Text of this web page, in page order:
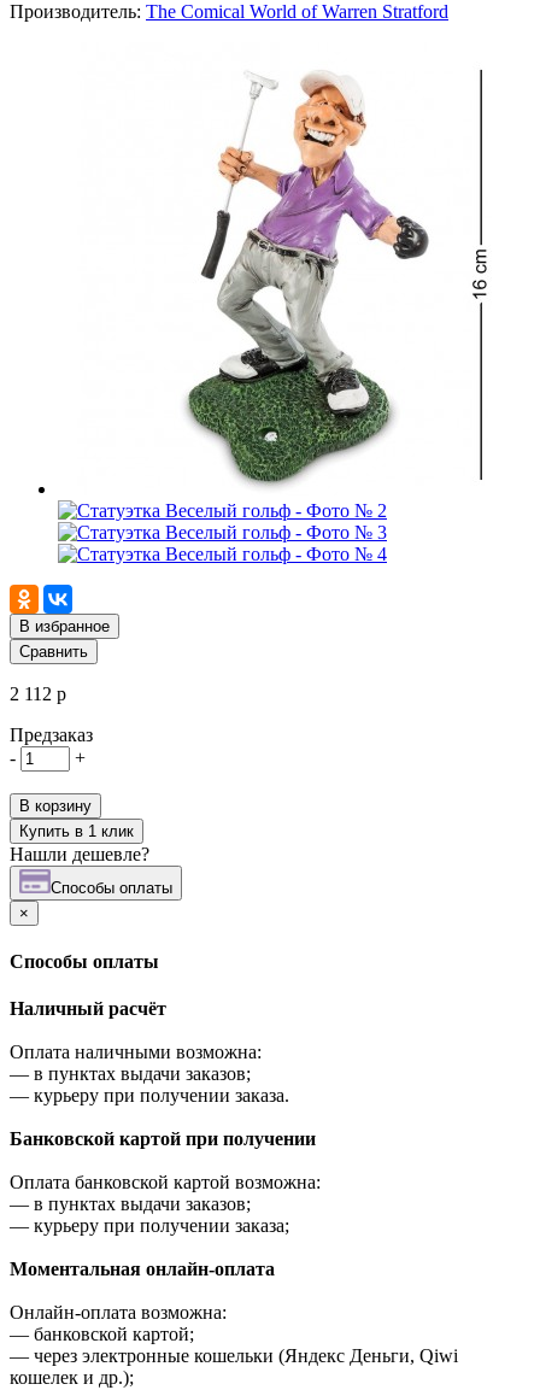
Производитель: The Comical World of Warren Stratford
В избранное
Сравнить
2 112 р
Предзаказ
-
+
В корзину
Купить в 1 клик
Нашли дешевле?
Cпособы оплаты
×
Cпособы оплаты
Наличный расчёт
Оплата наличными возможна:
— в пунктах выдачи заказов;
— курьеру при получении заказа.
Банковской картой при получении
Оплата банковской картой возможна:
— в пунктах выдачи заказов;
— курьеру при получении заказа;
Моментальная онлайн-оплата
Онлайн-оплата возможна:
— банковской картой;
— через электронные кошельки (Яндекс Деньги, Qiwi
кошелек и др.);